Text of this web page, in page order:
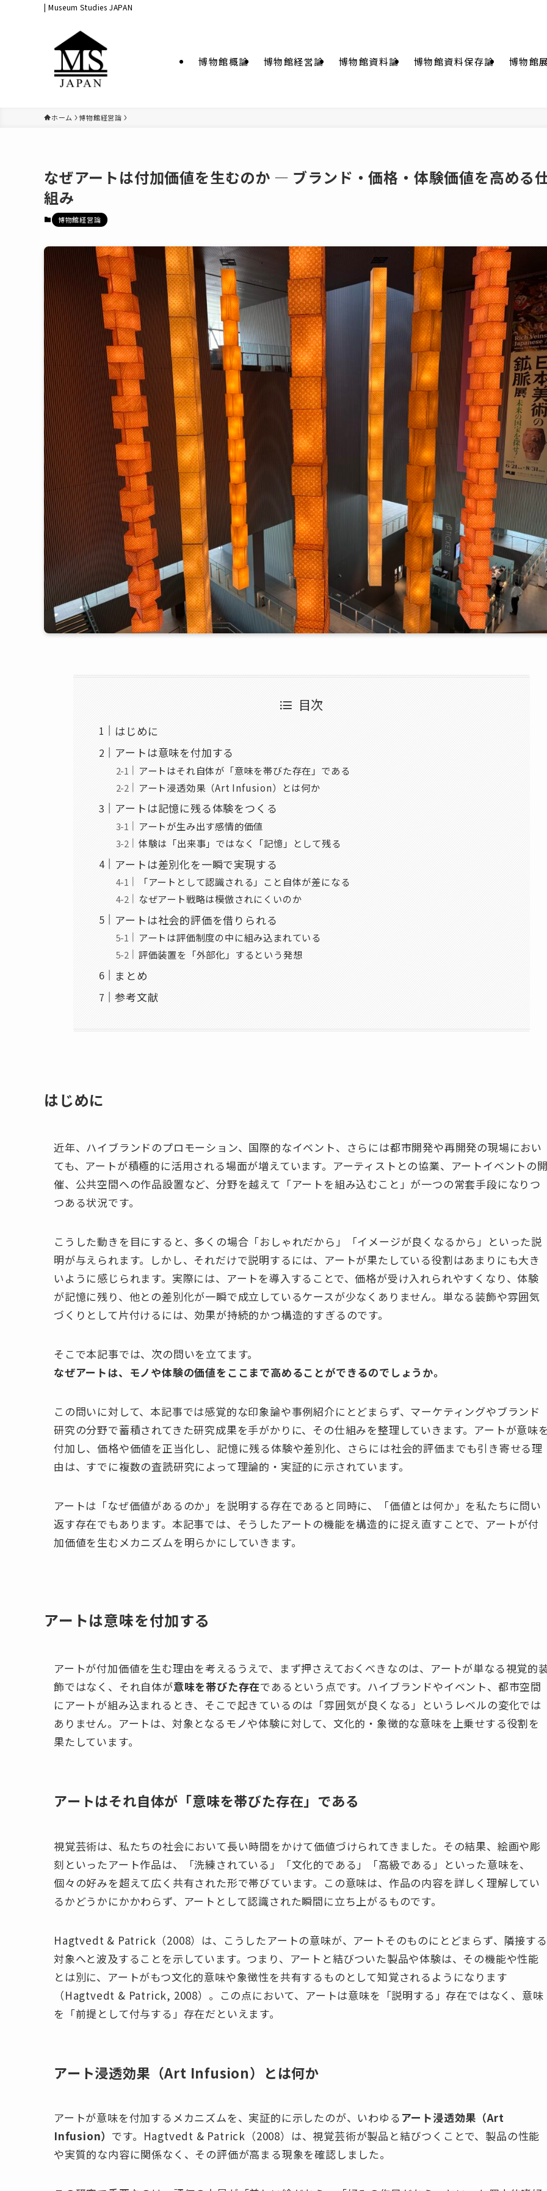
| Museum Studies JAPAN
博物館概論 博物館経営論 博物館資料論 博物館資料保存論 博物館
ホーム 博物館経営論
なぜアートは付加価値を生むのか ― ブランド・価格・体験価値を高める
組み
博物館経営論
目次
はじめに
アートは意味を付加する
アートはそれ自体が「意味を帯びた存在」である
アート浸透効果（Art Infusion）とは何か
アートは記憶に残る体験をつくる
アートが生み出す感情的価値
体験は「出来事」ではなく「記憶」として残る
アートは差別化を一瞬で実現する
「アートとして認識される」こと自体が差になる
なぜアート戦略は模倣されにくいのか
アートは社会的評価を借りられる
アートは評価制度の中に組み込まれている
評価装置を「外部化」するという発想
まとめ
参考文献
はじめに
近年、ハイブランドのプロモーション、国際的なイベント、さらには都市開発や再開発の現場におい
ても、アートが積極的に活用される場面が増えています。アーティストとの協業、アートイベントの
催、公共空間への作品設置など、分野を越えて「アートを組み込むこと」が一つの常套手段になりつ
つある状況です。
こうした動きを目にすると、多くの場合「おしゃれだから」「イメージが良くなるから」といった説
明が与えられます。しかし、それだけで説明するには、アートが果たしている役割はあまりにも大き
いように感じられます。実際には、アートを導入することで、価格が受け入れられやすくなり、体験
が記憶に残り、他との差別化が一瞬で成立しているケースが少なくありません。単なる装飾や雰囲気
づくりとして片付けるには、効果が持続的かつ構造的すぎるのです。
そこで本記事では、次の問いを立てます。
なぜアートは、モノや体験の価値をここまで高めることができるのでしょうか。
この問いに対して、本記事では感覚的な印象論や事例紹介にとどまらず、マーケティングやブランド
研究の分野で蓄積されてきた研究成果を手がかりに、その仕組みを整理していきます。アートが意味
付加し、価格や価値を正当化し、記憶に残る体験や差別化、さらには社会的評価までも引き寄せる理
由は、すでに複数の査読研究によって理論的・実証的に示されています。
アートは「なぜ価値があるのか」を説明する存在であると同時に、「価値とは何か」を私たちに問い
返す存在でもあります。本記事では、そうしたアートの機能を構造的に捉え直すことで、アートが付
加価値を生むメカニズムを明らかにしていきます。
アートは意味を付加する
アートが付加価値を生む理由を考えるうえで、まず押さえておくべきなのは、アートが単なる視覚的
飾ではなく、それ自体が意味を帯びた存在であるという点です。ハイブランドやイベント、都市空間
にアートが組み込まれるとき、そこで起きているのは「雰囲気が良くなる」というレベルの変化では
ありません。アートは、対象となるモノや体験に対して、文化的・象徴的な意味を上乗せする役割を
果たしています。
アートはそれ自体が「意味を帯びた存在」である
視覚芸術は、私たちの社会において長い時間をかけて価値づけられてきました。その結果、絵画や彫
刻といったアート作品は、「洗練されている」「文化的である」「高級である」といった意味を、
個々の好みを超えて広く共有された形で帯びています。この意味は、作品の内容を詳しく理解してい
るかどうかにかかわらず、アートとして認識された瞬間に立ち上がるものです。
Hagtvedt & Patrick（2008）は、こうしたアートの意味が、アートそのものにとどまらず、隣接する
対象へと波及することを示しています。つまり、アートと結びついた製品や体験は、その機能や性能
とは別に、アートがもつ文化的意味や象徴性を共有するものとして知覚されるようになります
（Hagtvedt & Patrick, 2008）。この点において、アートは意味を「説明する」存在ではなく、意味
を「前提として付与する」存在だといえます。
アート浸透効果（Art Infusion）とは何か
アートが意味を付加するメカニズムを、実証的に示したのが、いわゆる アート浸透効果（Art
Infusion） です。Hagtvedt & Patrick（2008）は、視覚芸術が製品と結びつくことで、製品の性能
や実質的な内容に関係なく、その評価が高まる現象を確認しました。